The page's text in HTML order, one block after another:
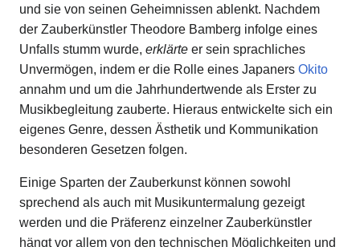
und sie von seinen Geheimnissen ablenkt. Nachdem
der Zauberkünstler Theodore Bamberg infolge eines
Unfalls stumm wurde, erklärte er sein sprachliches
Unvermögen, indem er die Rolle eines Japaners Okito
annahm und um die Jahrhundertwende als Erster zu
Musikbegleitung zauberte. Hieraus entwickelte sich ein
eigenes Genre, dessen Ästhetik und Kommunikation
besonderen Gesetzen folgen.
Einige Sparten der Zauberkunst können sowohl
sprechend als auch mit Musikuntermalung gezeigt
werden und die Präferenz einzelner Zauberkünstler
hängt vor allem von den technischen Möglichkeiten und